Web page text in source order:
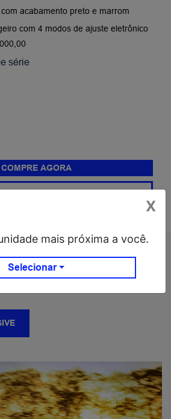
acabamento preto e marrom​
com 4 modos de ajuste eletrônico​
série
COMPRE AGORA
SOBRE POER P30
X
mais próxima a você.
Selecionar